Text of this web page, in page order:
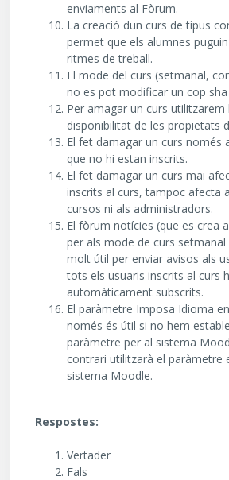
enviaments al Fòrum.
La creació dun curs de tipus
permet que els alumnes
ritmes de treball.
El mode del curs (setmanal,
no es pot modificar un cop
Per amagar un curs utilitzarem
disponibilitat de les propietats
El fet damagar un curs només
que no hi estan inscrits.
El fet damagar un curs mai
inscrits al curs, tampoc afecta
cursos ni als administradors.
El fòrum notícies (que es crea
per als mode de curs
molt útil per enviar avisos als
tots els usuaris inscrits al curs
automàticament subscrits.
El paràmetre Imposa Idioma
només és útil si no hem
paràmetre per al sistema
contrari utilitzarà el paràmetre
sistema Moodle.
Respostes:
Vertader
Fals